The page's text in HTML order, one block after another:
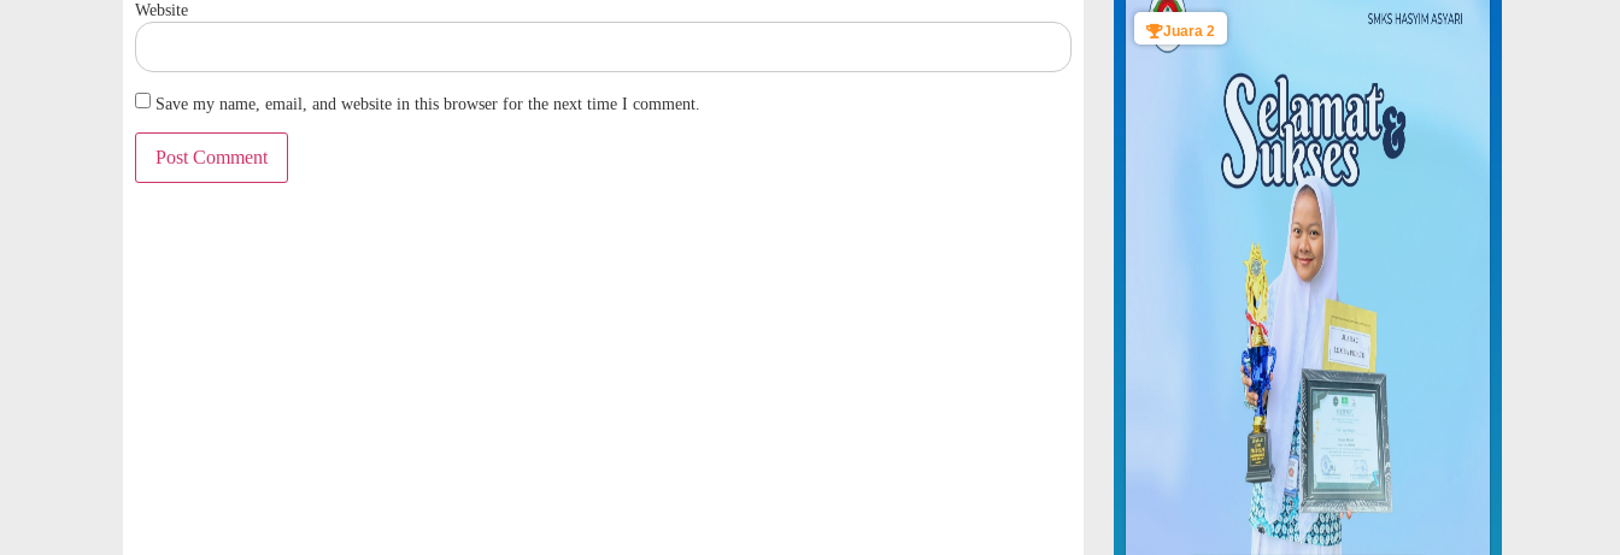
Website
Save my name, email, and website in this browser for the next time I comment.
Juara 2